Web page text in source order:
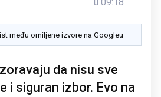
među omiljene izvore na Googleu
da nisu sve
i siguran izbor. Evo na